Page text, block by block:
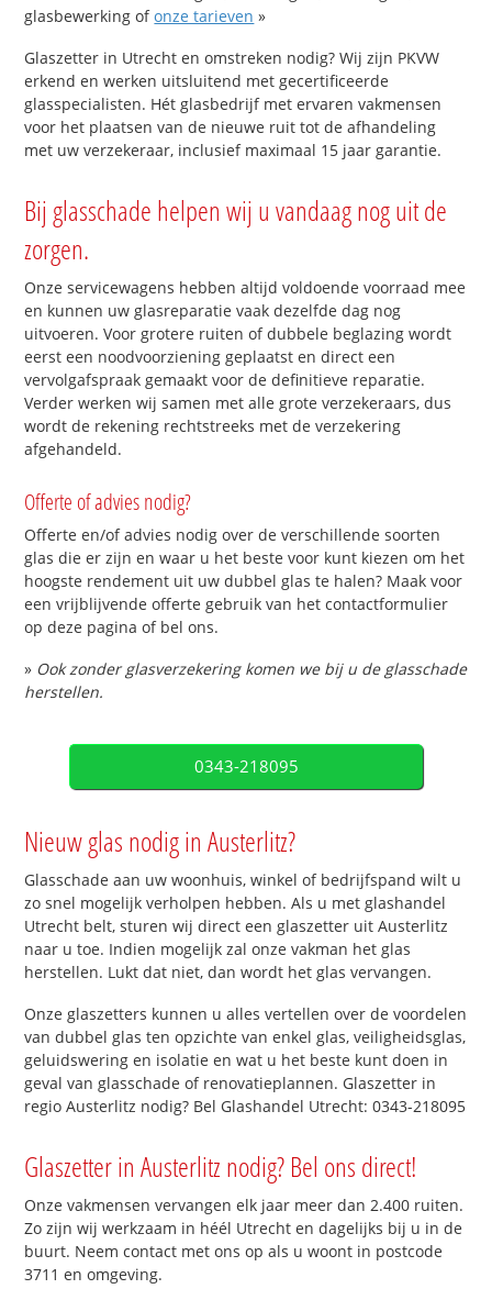
glasbewerking ofonze tarieven »
Glaszetter in Utrecht en omstreken nodig? Wij zijn PKVW
erkend en werken uitsluitend met gecertificeerde
glasspecialisten. Hét glasbedrijf met ervaren vakmensen
voor het plaatsen van de nieuwe ruit tot de afhandeling
met uw verzekeraar, inclusief maximaal 15 jaar garantie.
Bij glasschade helpen wij u vandaag nog uit de
zorgen.
Onze servicewagens hebben altijd voldoende voorraad mee
en kunnen uw glasreparatie vaak dezelfde dag nog
uitvoeren. Voor grotere ruiten of dubbele beglazing wordt
eerst een noodvoorziening geplaatst en direct een
vervolgafspraak gemaakt voor de definitieve reparatie.
Verder werken wij samen met alle grote verzekeraars, dus
wordt de rekening rechtstreeks met de verzekering
afgehandeld.
Offerte of advies nodig?
Offerte en/of advies nodig over de verschillende soorten
glas die er zijn en waar u het beste voor kunt kiezen om het
hoogste rendement uit uw dubbel glas te halen? Maak voor
een vrijblijvende offerte gebruik van het contactformulier
op deze pagina of bel ons.
» Ook zonder glasverzekering komen we bij u de glasschade
herstellen.
0343-218095
Nieuw glas nodig in Austerlitz?
Glasschade aan uw woonhuis, winkel of bedrijfspand wilt u
zo snel mogelijk verholpen hebben. Als u met glashandel
Utrecht belt, sturen wij direct een glaszetter uit Austerlitz
naar u toe. Indien mogelijk zal onze vakman het glas
herstellen. Lukt dat niet, dan wordt het glas vervangen.
Onze glaszetters kunnen u alles vertellen over de voordelen
van dubbel glas ten opzichte van enkel glas, veiligheidsglas,
geluidswering en isolatie en wat u het beste kunt doen in
geval van glasschade of renovatieplannen. Glaszetter in
regio Austerlitz nodig? Bel Glashandel Utrecht: 0343-218095
Glaszetter in Austerlitz nodig? Bel ons direct!
Onze vakmensen vervangen elk jaar meer dan 2.400 ruiten.
Zo zijn wij werkzaam in héél Utrecht en dagelijks bij u in de
buurt. Neem contact met ons op als u woont in postcode
3711 en omgeving.